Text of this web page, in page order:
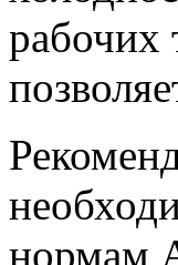
рабочих
нормам